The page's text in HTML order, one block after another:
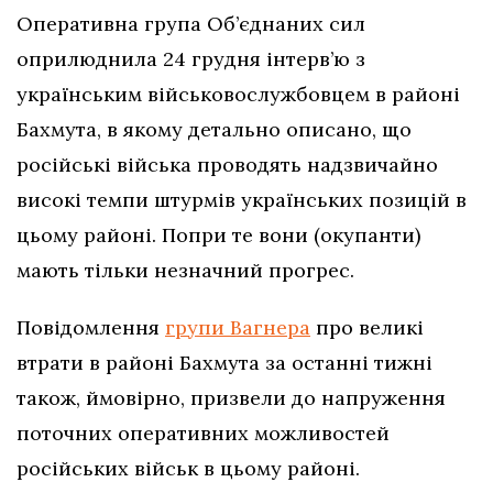
Оперативна група Об’єднаних сил
оприлюднила 24 грудня інтерв’ю з
українським військовослужбовцем в районі
Бахмута, в якому детально описано, що
російські війська проводять надзвичайно
високі темпи штурмів українських позицій в
цьому районі. Попри те вони (окупанти)
мають тільки незначний прогрес.
Повідомлення групи Вагнера про великі
втрати в районі Бахмута за останні тижні
також, ймовірно, призвели до напруження
поточних оперативних можливостей
російських військ в цьому районі.